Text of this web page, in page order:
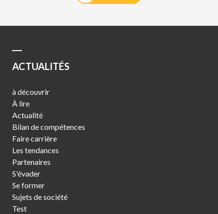
ACTUALITÉS
à découvrir
À lire
Actualité
Bilan de compétences
Faire carrière
Les tendances
Partenaires
S'évader
Se former
Sujets de société
Test